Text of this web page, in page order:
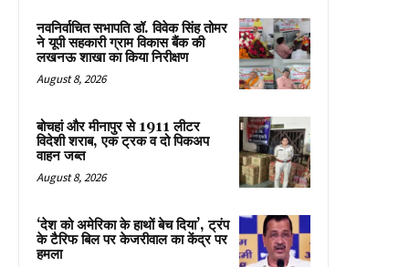
नवनिर्वाचित सभापति डॉ. विवेक सिंह तोमर
ने यूपी सहकारी ग्राम विकास बैंक की
लखनऊ शाखा का किया निरीक्षण
August 8, 2026
बोचहां और मीनापुर से 1911 लीटर
विदेशी शराब, एक ट्रक व दो पिकअप
वाहन जब्त
August 8, 2026
‘देश को अमेरिका के हाथों बेच दिया’, ट्रंप
के टैरिफ बिल पर केजरीवाल का केंद्र पर
हमला